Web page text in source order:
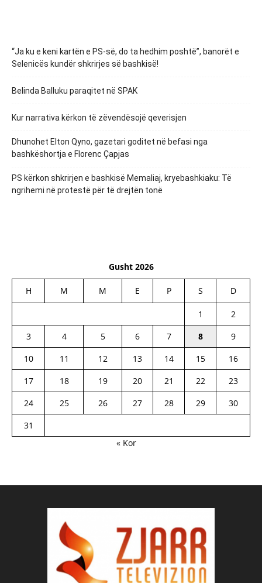
“Ja ku e keni kartën e PS-së, do ta hedhim poshtë”, banorët e
Selenicës kundër shkrirjes së bashkisë!
Belinda Balluku paraqitet në SPAK
Kur narrativa kërkon të zëvendësojë qeverisjen
Dhunohet Elton Qyno, gazetari goditet në befasi nga
bashkëshortja e Florenc Çapjas
PS kërkon shkrirjen e bashkisë Memaliaj, kryebashkiaku: Të
ngrihemi në protestë për të drejtën tonë
Gusht 2026
H M M E P S D
1
2
3
4 5 6 7 8
9
10
11 12 13 14 15
16
17
18 19 20 21 22
23
24
25 26 27 28 29
30
31
« Kor